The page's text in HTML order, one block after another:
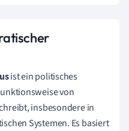
ist ein politisches
von
insbesondere in
Systemen. Es basiert